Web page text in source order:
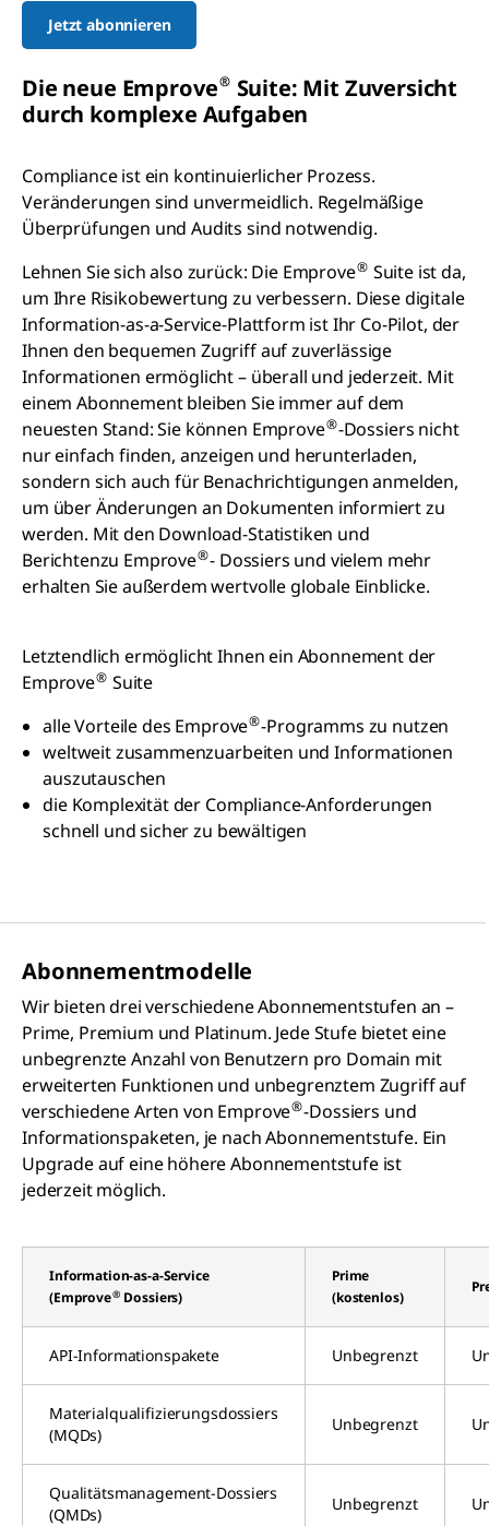
Jetzt abonnieren
Die neue Emprove® Suite: Mit Zuversicht
durch komplexe Aufgaben
Compliance ist ein kontinuierlicher Prozess.
Veränderungen sind unvermeidlich. Regelmäßige
Überprüfungen und Audits sind notwendig.
Lehnen Sie sich also zurück: Die Emprove® Suite ist da,
um Ihre Risikobewertung zu verbessern. Diese digitale
Information-as-a-Service-Plattform ist Ihr Co-Pilot, der
Ihnen den bequemen Zugriff auf zuverlässige
Informationen ermöglicht – überall und jederzeit. Mit
einem Abonnement bleiben Sie immer auf dem
neuesten Stand: Sie können Emprove®-Dossiers nicht
nur einfach finden, anzeigen und herunterladen,
sondern sich auch für Benachrichtigungen anmelden,
um über Änderungen an Dokumenten informiert zu
werden. Mit den Download-Statistiken und
Berichtenzu Emprove®- Dossiers und vielem mehr
erhalten Sie außerdem wertvolle globale Einblicke.
Letztendlich ermöglicht Ihnen ein Abonnement der
Emprove® Suite
alle Vorteile des Emprove®-Programms zu nutzen
weltweit zusammenzuarbeiten und Informationen
auszutauschen
die Komplexität der Compliance-Anforderungen
schnell und sicher zu bewältigen
Abonnementmodelle
Wir bieten drei verschiedene Abonnementstufen an –
Prime, Premium und Platinum. Jede Stufe bietet eine
unbegrenzte Anzahl von Benutzern pro Domain mit
erweiterten Funktionen und unbegrenztem Zugriff auf
verschiedene Arten von Emprove®-Dossiers und
Informationspaketen, je nach Abonnementstufe. Ein
Upgrade auf eine höhere Abonnementstufe ist
jederzeit möglich.
Information-as-a-Service
(Emprove® Dossiers)
Prime
(kostenlos)
API-Informationspakete Unbegrenzt
Materialqualifizierungsdossiers
(MQDs)
Unbegrenzt
Qualitätsmanagement-Dossiers
(QMDs)
Unbegrenzt